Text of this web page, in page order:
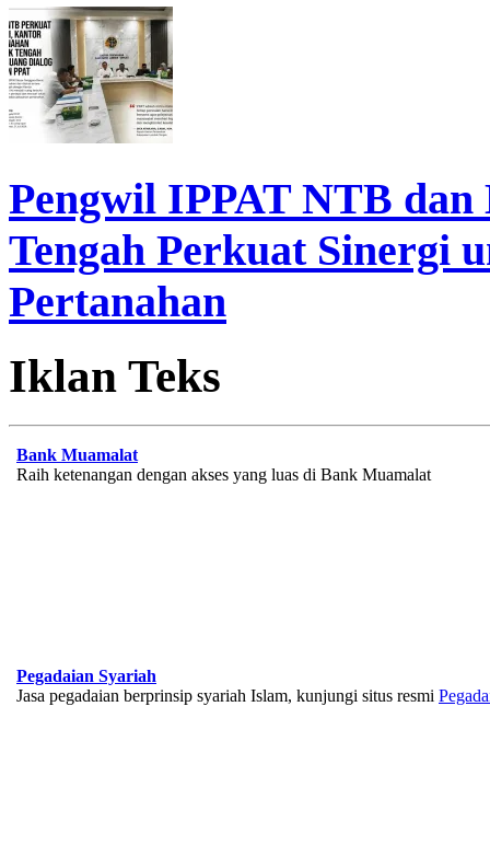
Pengwil IPPAT NTB
Tengah Perkuat Sinergi
Pertanahan
Iklan Teks
Bank Muamalat
Raih ketenangan dengan akses yang luas di Bank Muamalat
Pegadaian Syariah
Jasa pegadaian berprinsip syariah Islam, kunjungi situs resmi